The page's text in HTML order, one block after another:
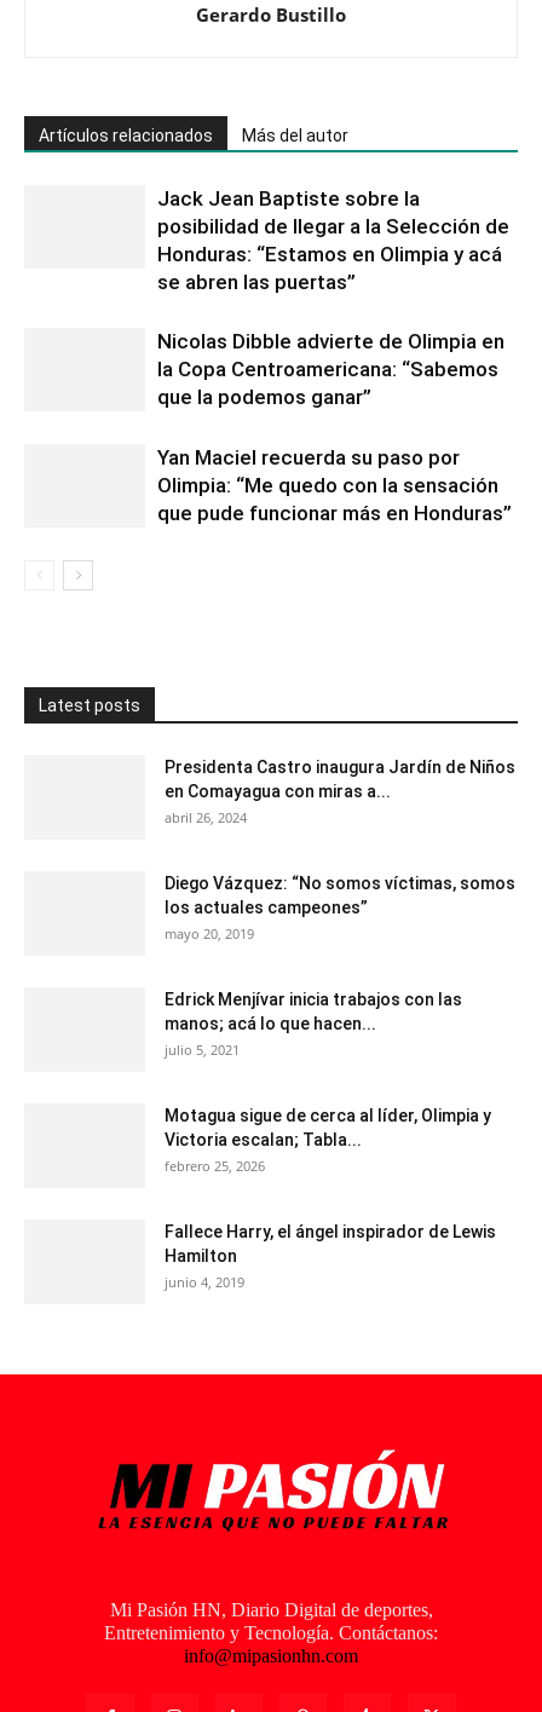
Gerardo Bustillo
Artículos relacionados Más del autor
Jack Jean Baptiste sobre la
posibilidad de llegar a la Selección de
Honduras: “Estamos en Olimpia y acá
se abren las puertas”
Nicolas Dibble advierte de Olimpia en
la Copa Centroamericana: “Sabemos
que la podemos ganar”
Yan Maciel recuerda su paso por
Olimpia: “Me quedo con la sensación
que pude funcionar más en Honduras”
Latest posts
Presidenta Castro inaugura Jardín de Niños
en Comayagua con miras a...
abril 26, 2024
Diego Vázquez: “No somos víctimas, somos
los actuales campeones”
mayo 20, 2019
Edrick Menjívar inicia trabajos con las
manos; acá lo que hacen...
julio 5, 2021
Motagua sigue de cerca al líder, Olimpia y
Victoria escalan; Tabla...
febrero 25, 2026
Fallece Harry, el ángel inspirador de Lewis
Hamilton
junio 4, 2019
Mi Pasión HN, Diario Digital de deportes,
Entretenimiento y Tecnología. Contáctanos:
info@mipasionhn.com